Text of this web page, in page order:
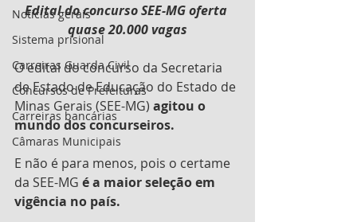
Notícias gerais
Sistema prisional
Carreiras Guarda Civil
Concursos de Prefeituras
Carreiras bancárias
Câmaras Municipais
Edital do concurso SEE-MG oferta
quase 20.000 vagas
O edital do concurso da Secretaria
de Estado de Educação do Estado de
Minas Gerais (SEE-MG) agitou o
mundo dos concurseiros.
E não é para menos, pois o certame
da SEE-MG é a maior seleção em
vigência no país.